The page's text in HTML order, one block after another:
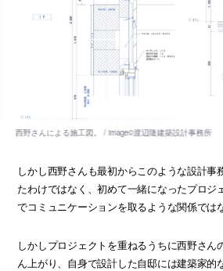
しかし西野さんも最初からこのような設計事
たわけではなく、初めて一緒になったプロジ
でコミュニケーションを取るような関係では
しかしプロジェクトを重ねるうちに西野さん
ん上がり、自身で設計した自邸には建築家的